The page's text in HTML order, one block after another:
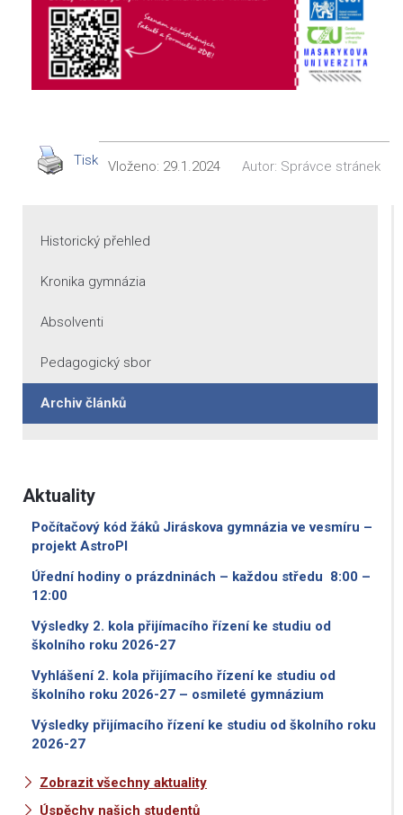
Tisk Vloženo: 29.1.2024 Autor: Správce stránek
Historický přehled
Kronika gymnázia
Absolventi
Pedagogický sbor
Archiv článků
Aktuality
Počítačový kód žáků Jiráskova gymnázia ve vesmíru –
projekt AstroPI
Úřední hodiny o prázdninách – každou středu 8:00 –
12:00
Výsledky 2. kola přijímacího řízení ke studiu od
školního roku 2026-27
Vyhlášení 2. kola přijímacího řízení ke studiu od
školního roku 2026-27 – osmileté gymnázium
Výsledky přijímacího řízení ke studiu od školního roku
2026-27
Zobrazit všechny aktuality
Úspěchy našich studentů